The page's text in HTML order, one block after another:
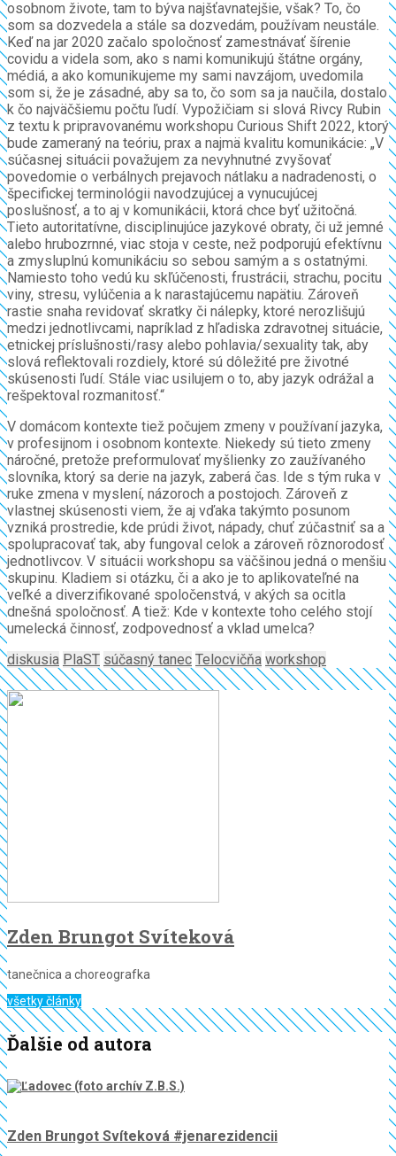
osobnom živote, tam to býva najšťavnatejšie, však? To, čo
som sa dozvedela a stále sa dozvedám, používam neustále.
Keď na jar 2020 začalo spoločnosť zamestnávať šírenie
covidu a videla som, ako s nami komunikujú štátne orgány,
médiá, a ako komunikujeme my sami navzájom, uvedomila
som si, že je zásadné, aby sa to, čo som sa ja naučila, dostalo
k čo najväčšiemu počtu ľudí. Vypožičiam si slová Rivcy Rubin
z textu k pripravovanému workshopu Curious Shift 2022, ktorý
bude zameraný na teóriu, prax a najmä kvalitu komunikácie: „V
súčasnej situácii považujem za nevyhnutné zvyšovať
povedomie o verbálnych prejavoch nátlaku a nadradenosti, o
špecifickej terminológii navodzujúcej a vynucujúcej
poslušnosť, a to aj v komunikácii, ktorá chce byť užitočná.
Tieto autoritatívne, disciplinujúce jazykové obraty, či už jemné
alebo hrubozrnné, viac stoja v ceste, než podporujú efektívnu
a zmysluplnú komunikáciu so sebou samým a s ostatnými.
Namiesto toho vedú ku skľúčenosti, frustrácii, strachu, pocitu
viny, stresu, vylúčenia a k narastajúcemu napätiu. Zároveň
rastie snaha revidovať skratky či nálepky, ktoré nerozlišujú
medzi jednotlivcami, napríklad z hľadiska zdravotnej situácie,
etnickej príslušnosti/rasy alebo pohlavia/sexuality tak, aby
slová reflektovali rozdiely, ktoré sú dôležité pre životné
skúsenosti ľudí. Stále viac usilujem o to, aby jazyk odrážal a
rešpektoval rozmanitosť.“
V domácom kontexte tiež počujem zmeny v používaní jazyka,
v profesijnom i osobnom kontexte. Niekedy sú tieto zmeny
náročné, pretože preformulovať myšlienky zo zaužívaného
slovníka, ktorý sa derie na jazyk, zaberá čas. Ide s tým ruka v
ruke zmena v myslení, názoroch a postojoch. Zároveň z
vlastnej skúsenosti viem, že aj vďaka takýmto posunom
vzniká prostredie, kde prúdi život, nápady, chuť zúčastniť sa a
spolupracovať tak, aby fungoval celok a zároveň rôznorodosť
jednotlivcov. V situácii workshopu sa väčšinou jedná o menšiu
skupinu. Kladiem si otázku, či a ako je to aplikovateľné na
veľké a diverzifikované spoločenstvá, v akých sa ocitla
dnešná spoločnosť. A tiež: Kde v kontexte toho celého stojí
umelecká činnosť, zodpovednosť a vklad umelca?
diskusia PlaST súčasný tanec Telocvičňa workshop
Zden Brungot Svíteková
tanečnica a choreografka
všetky články
Ďalšie od autora
Zden Brungot Svíteková #jenarezidencii